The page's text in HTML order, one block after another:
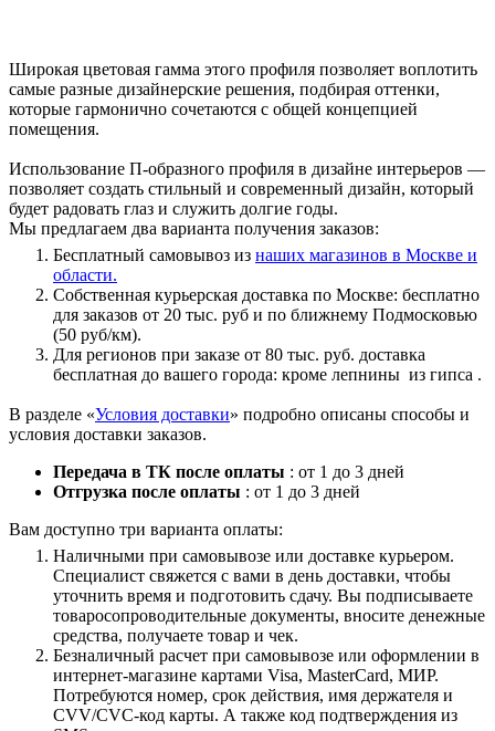
Широкая цветовая гамма этого профиля позволяет воплотить
самые разные дизайнерские решения, подбирая оттенки,
которые гармонично сочетаются с общей концепцией
помещения.
Использование П-образного профиля в дизайне интерьеров —
позволяет создать стильный и современный дизайн, который
будет радовать глаз и служить долгие годы.
Мы предлагаем два варианта получения заказов:
Бесплатный самовывоз из наших магазинов в Москве и
области.
Собственная курьерская доставка по Москве: бесплатно
для заказов от 20 тыс. руб и по ближнему Подмосковью
(50 руб/км).
Для регионов при заказе от 80 тыс. руб. доставка
бесплатная до вашего города: кроме лепнины из гипса .
В разделе «Условия доставки» подробно описаны способы и
условия доставки заказов.
Передача в ТК после оплаты : от 1 до 3 дней
Отгрузка после оплаты : от 1 до 3 дней
Вам доступно три варианта оплаты:
Наличными при самовывозе или доставке курьером.
Специалист свяжется с вами в день доставки, чтобы
уточнить время и подготовить сдачу. Вы подписываете
товаросопроводительные документы, вносите денежные
средства, получаете товар и чек.
Безналичный расчет при самовывозе или оформлении в
интернет-магазине картами Visa, MasterCard, МИР.
Потребуются номер, срок действия, имя держателя и
CVV/CVC-код карты. А также код подтверждения из